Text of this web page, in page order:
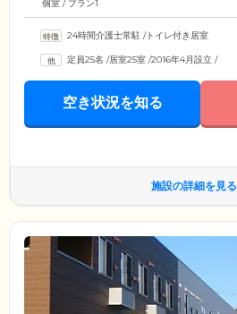
個室 / プラン1
24時間介護士常駐 /トイレ付き居室
定員25名 /居室25室 /2016年4月設立 /
空き状況を知る
施設の詳細を見る